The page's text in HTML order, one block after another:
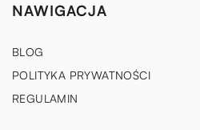
NAWIGACJA
BLOG
POLITYKA PRYWATNOŚCI
REGULAMIN